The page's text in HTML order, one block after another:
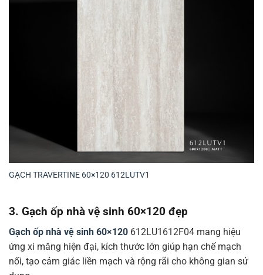
GẠCH TRAVERTINE 60×120 612LUTV1
3. Gạch ốp nhà vệ sinh 60×120 đẹp
Gạch ốp nhà vệ sinh 60×120 612LU1612F04 mang hiệu
ứng xi măng hiện đại, kích thước lớn giúp hạn chế mạch
nối, tạo cảm giác liền mạch và rộng rãi cho không gian sử